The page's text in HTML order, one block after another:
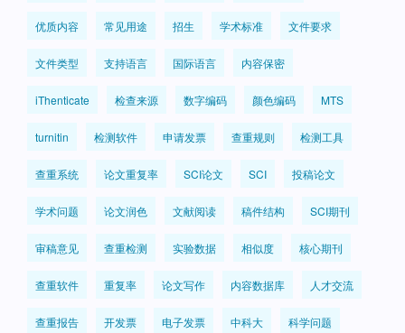
优质内容 常见用途 招生 学术标准 文件要求
文件类型 支持语言 国际语言 内容保密
iThenticate 检查来源 数字编码 颜色编码 MTS
turnitin 检测软件 申请发票 查重规则 检测工具
查重系统 论文重复率 SCI论文 SCI 投稿论文
学术问题 论文润色 文献阅读 稿件结构 SCI期刊
审稿意见 查重检测 实验数据 相似度 核心期刊
查重软件 重复率 论文写作 内容数据库 人才交流
查重报告 开发票 电子发票 中科大 科学问题